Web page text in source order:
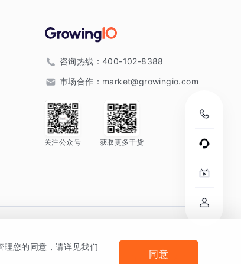
咨询热线： 400-102-8388
市场合作： market@growingio.com
关注公众号 获取更多干货
法律声明及隐私条款
您的同意，请详见我们
同意